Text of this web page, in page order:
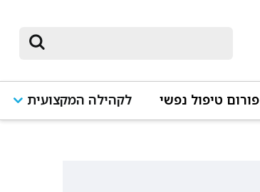
פורום טיפול נפשי לקהילה המקצועית